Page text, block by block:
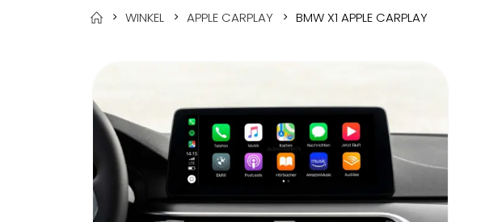
WINKEL APPLE CARPLAY BMW X1 APPLE CARPLAY